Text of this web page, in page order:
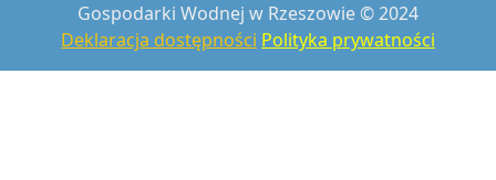
Gospodarki Wodnej w Rzeszowie © 2024
Deklaracja dostępności Polityka prywatności